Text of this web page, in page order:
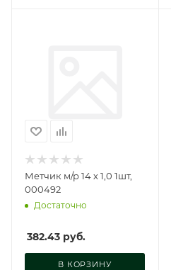
Метчик м/р 14 х 1,0 1шт,
000492
Достаточно
382.43 руб.
В КОРЗИНУ